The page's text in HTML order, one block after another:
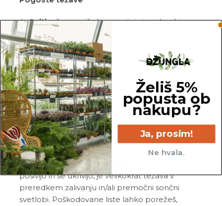
Gnitje:če opaziš, da mi gnijejo in odpadajo
spodnji listi, medtem ko je moja zemlja precej
mokra, si me po vsej verjetnosti preveč zalil_a.
Prosim, da odstraniš vso zemljo in mi porežeš
nagnite korenine, obvezno pa me presadi v
popolnoma svežo in zračno zemljo.
Rumeni listi:liste največkrat obarvam
rumeno, ko ne dobivam dovolj svetlobe, vode ali
hranil. Tej težavi se boš najbolje izognil_a tako, da
me postaviš na svetlo mesto, me zalivaš, ko je
moja zemlja skoraj popolnoma suha in me med
rastno sezono gnojiš enkrat na mesec.
Sivenje in ukrivljanje listov:
posivijo in se ukrivijo, je velikokrat težava v
preredkem zalivanju in/ali premočni sončni
svetlobi. Poškodovane liste lahko porežeš,
Želiš 5%
popusta ob
nakupu?
Ja, prosim!
Ne hvala.